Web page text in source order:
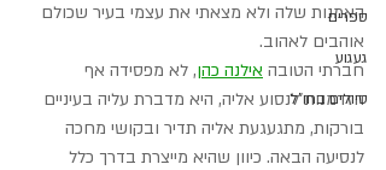
ספרים
געגוע
טיולים בחו"ל
האמנות שלה ולא מצאתי את עצמי בעיר שכולם
אוהבים לאהוב.
חברתי הטובה אילנה כהן, לא מפסידה אף
הזדמנות לנסוע אליה, היא מדברת עליה בעיניים
בורקות, מתגעגעת אליה תדיר ובקושי מחכה
לנסיעה הבאה. כיוון שהיא מייצרת בדרך כלל